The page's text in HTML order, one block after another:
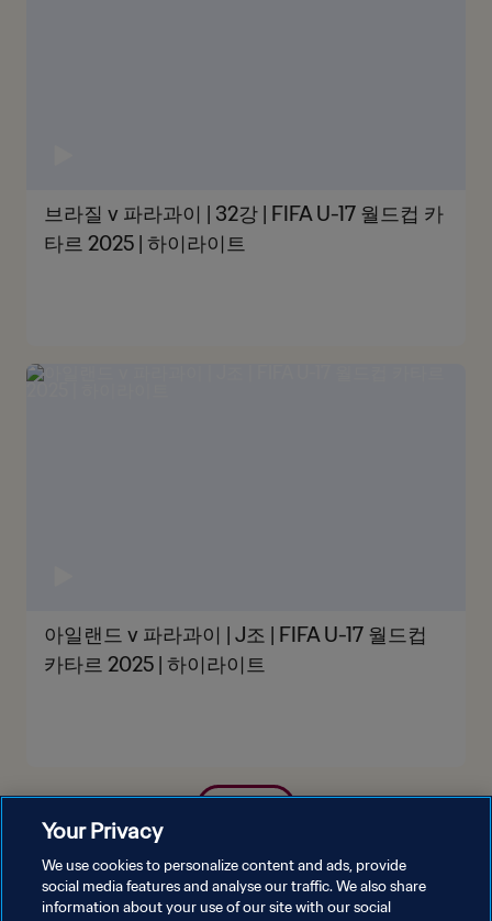
브라질 v 파라과이 | 32강 | FIFA U-17 월드컵 카
타르 2025 | 하이라이트
아일랜드 v 파라과이 | J조 | FIFA U-17 월드컵
카타르 2025 | 하이라이트
Your Privacy
We use cookies to personalize content and ads, provide
social media features and analyse our traffic. We also share
information about your use of our site with our social